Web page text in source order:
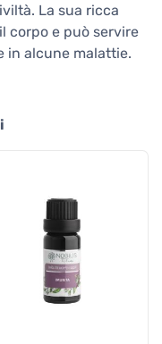
La sua ricca
corpo e può servire
in alcune malattie.